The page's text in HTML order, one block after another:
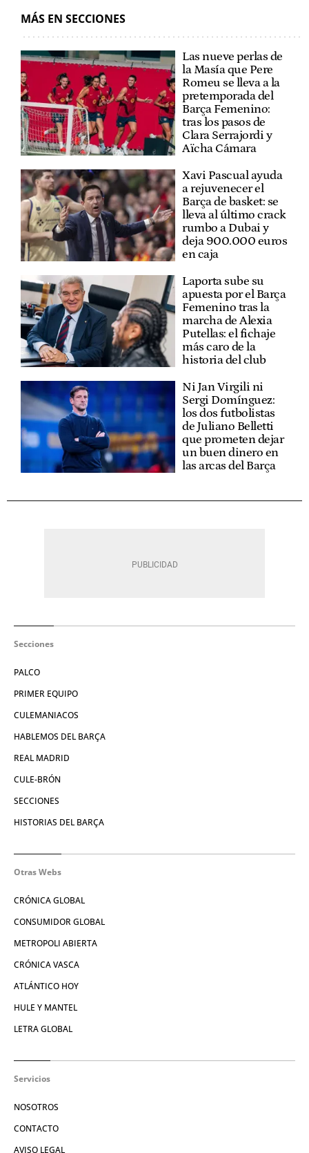
MÁS EN SECCIONES
Las nueve perlas de
la Masía que Pere
Romeu se lleva a la
pretemporada del
Barça Femenino:
tras los pasos de
Clara Serrajordi y
Aïcha Cámara
Xavi Pascual ayuda
a rejuvenecer el
Barça de basket: se
lleva al último crack
rumbo a Dubai y
deja 900.000 euros
en caja
Laporta sube su
apuesta por el Barça
Femenino tras la
marcha de Alexia
Putellas: el fichaje
más caro de la
historia del club
Ni Jan Virgili ni
Sergi Domínguez:
los dos futbolistas
de Juliano Belletti
que prometen dejar
un buen dinero en
las arcas del Barça
Secciones
PALCO
PRIMER EQUIPO
CULEMANIACOS
HABLEMOS DEL BARÇA
REAL MADRID
CULE-BRÓN
SECCIONES
HISTORIAS DEL BARÇA
Otras Webs
CRÓNICA GLOBAL
CONSUMIDOR GLOBAL
METROPOLI ABIERTA
CRÓNICA VASCA
ATLÁNTICO HOY
HULE Y MANTEL
LETRA GLOBAL
Servicios
NOSOTROS
CONTACTO
AVISO LEGAL